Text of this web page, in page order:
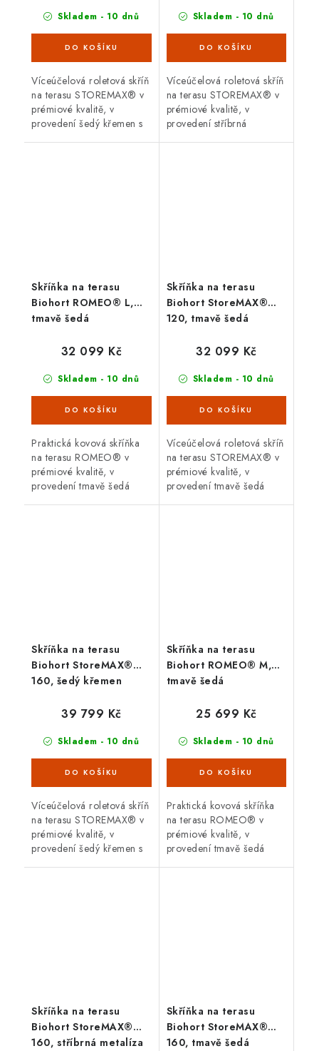
Skladem - 10 dnů
Víceúčelová roletová skříň
na terasu STOREMAX® v
prémiové kvalitě, v
provedení šedý křemen s
Skladem - 10 dnů
Víceúčelová roletová skříň
na terasu STOREMAX® v
prémiové kvalitě, v
provedení stříbrná
Skříňka na terasu
Biohort ROMEO® L,
tmavě šedá
Skladem - 10 dnů
32 099 Kč
Praktická kovová skříňka
na terasu ROMEO® v
prémiové kvalitě, v
provedení tmavě šedá
Skříňka na terasu
Biohort StoreMAX®
120, tmavě šedá
Skladem - 10 dnů
32 099 Kč
Víceúčelová roletová skříň
na terasu STOREMAX® v
prémiové kvalitě, v
provedení tmavě šedá
Skříňka na terasu
Biohort StoreMAX®
160, šedý křemen
Skladem - 10 dnů
39 799 Kč
Víceúčelová roletová skříň
na terasu STOREMAX® v
prémiové kvalitě, v
provedení šedý křemen s
Skříňka na terasu
Biohort ROMEO® M,
tmavě šedá
Skladem - 10 dnů
25 699 Kč
Praktická kovová skříňka
na terasu ROMEO® v
prémiové kvalitě, v
provedení tmavě šedá
Skříňka na terasu
Biohort StoreMAX®
160, stříbrná metalíza
Skříňka na terasu
Biohort StoreMAX®
160, tmavě šedá